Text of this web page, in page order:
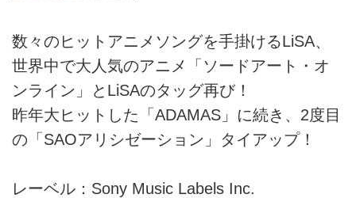
数々のヒットアニメソングを手掛けるLiSA、
世界中で大人気のアニメ「ソードアート・オ
ンライン」とLiSAのタッグ再び！
昨年大ヒットした「ADAMAS」に続き、2度目
の「SAOアリシゼーション」タイアップ！
レーベル：Sony Music Labels Inc.